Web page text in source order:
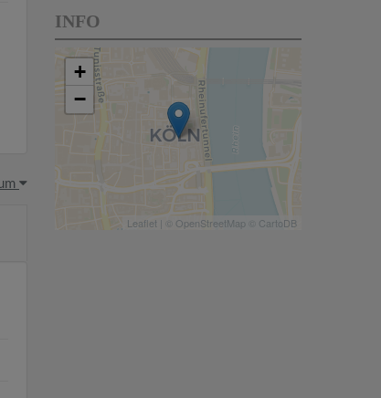
INFO
+
−
Leaflet | © OpenStreetMap CartoDB